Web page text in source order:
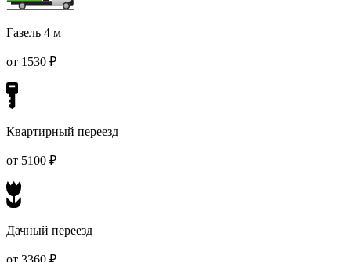
Газель 4 м
от 1530 ₽
Квартирный переезд
от 5100 ₽
Дачный переезд
от 3360 ₽